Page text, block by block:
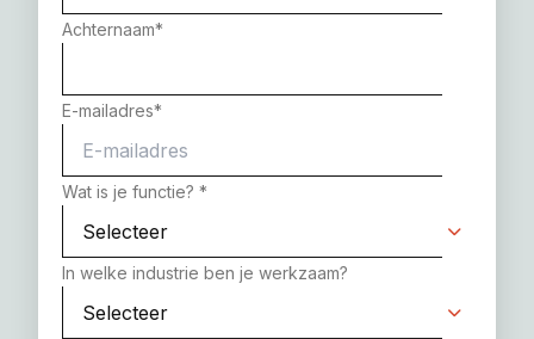
Achternaam*
E-mailadres*
Wat is je functie? *
In welke industrie ben je werkzaam?